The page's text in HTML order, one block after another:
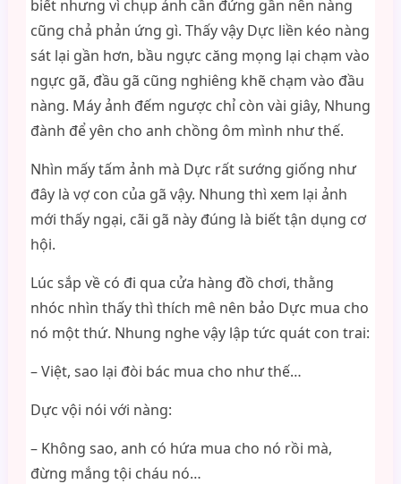
biết nhưng vì chụp ảnh cần đứng gần nên nàng
cũng chả phản ứng gì. Thấy vậy Dực liền kéo nàng
sát lại gần hơn, bầu ngực căng mọng lại chạm vào
ngực gã, đầu gã cũng nghiêng khẽ chạm vào đầu
nàng. Máy ảnh đếm ngược chỉ còn vài giây, Nhung
đành để yên cho anh chồng ôm mình như thế.
Nhìn mấy tấm ảnh mà Dực rất sướng giống như
đây là vợ con của gã vậy. Nhung thì xem lại ảnh
mới thấy ngại, cãi gã này đúng là biết tận dụng cơ
hội.
Lúc sắp về có đi qua cửa hàng đồ chơi, thằng
nhóc nhìn thấy thì thích mê nên bảo Dực mua cho
nó một thứ. Nhung nghe vậy lập tức quát con trai:
– Việt, sao lại đòi bác mua cho như thế…
Dực vội nói với nàng:
– Không sao, anh có hứa mua cho nó rồi mà,
đừng mắng tội cháu nó…